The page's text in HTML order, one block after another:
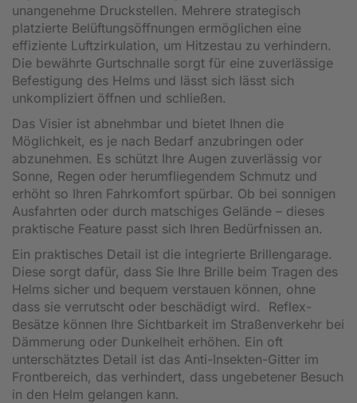
unangenehme Druckstellen. Mehrere strategisch
platzierte Belüftungsöffnungen ermöglichen eine
effiziente Luftzirkulation, um Hitzestau zu verhindern.
Die bewährte Gurtschnalle sorgt für eine zuverlässige
Befestigung des Helms und lässt sich lässt sich
unkompliziert öffnen und schließen.
Das Visier ist abnehmbar und bietet Ihnen die
Möglichkeit, es je nach Bedarf anzubringen oder
abzunehmen. Es schützt Ihre Augen zuverlässig vor
Sonne, Regen oder herumfliegendem Schmutz und
erhöht so Ihren Fahrkomfort spürbar. Ob bei sonnigen
Ausfahrten oder durch matschiges Gelände – dieses
praktische Feature passt sich Ihren Bedürfnissen an.
Ein praktisches Detail ist die integrierte Brillengarage.
Diese sorgt dafür, dass Sie Ihre Brille beim Tragen des
Helms sicher und bequem verstauen können, ohne
dass sie verrutscht oder beschädigt wird. Reflex-
Besätze können Ihre Sichtbarkeit im Straßenverkehr bei
Dämmerung oder Dunkelheit erhöhen. Ein oft
unterschätztes Detail ist das Anti-Insekten-Gitter im
Frontbereich, das verhindert, dass ungebetener Besuch
in den Helm gelangen kann.